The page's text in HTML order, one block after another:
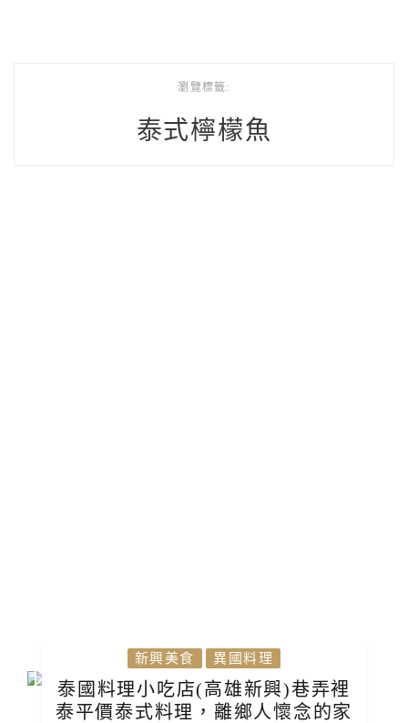
瀏覽標籤:
泰式檸檬魚
新興美食 異國料理
泰國料理小吃店(高雄新興)巷弄裡
泰平價泰式料理，離鄉人懷念的家